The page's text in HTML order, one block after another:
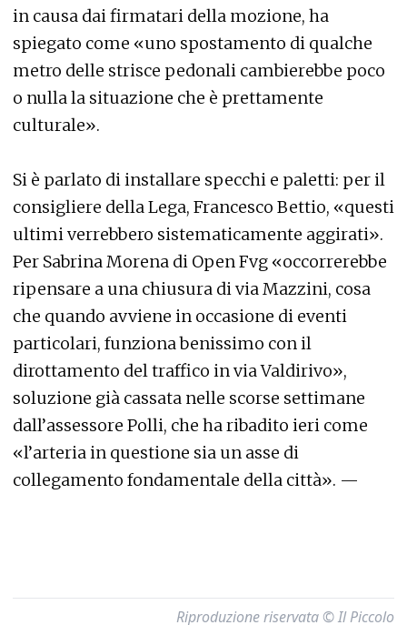
in causa dai firmatari della mozione, ha
spiegato come «uno spostamento di qualche
metro delle strisce pedonali cambierebbe poco
o nulla la situazione che è prettamente
culturale».
Si è parlato di installare specchi e paletti: per il
consigliere della Lega, Francesco Bettio, «questi
ultimi verrebbero sistematicamente aggirati».
Per Sabrina Morena di Open Fvg «occorrerebbe
ripensare a una chiusura di via Mazzini, cosa
che quando avviene in occasione di eventi
particolari, funziona benissimo con il
dirottamento del traffico in via Valdirivo»,
soluzione già cassata nelle scorse settimane
dall’assessore Polli, che ha ribadito ieri come
«l’arteria in questione sia un asse di
collegamento fondamentale della città». —
Riproduzione riservata © Il Piccolo